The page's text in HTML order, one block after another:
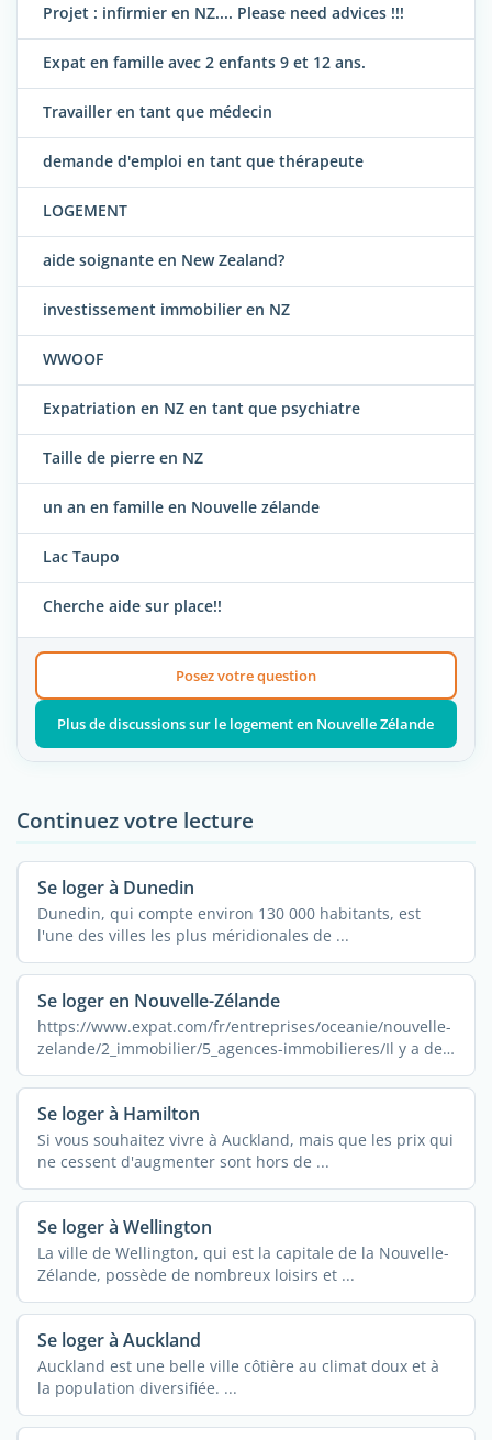
Projet : infirmier en NZ.... Please need advices !!!
Expat en famille avec 2 enfants 9 et 12 ans.
Travailler en tant que médecin
demande d'emploi en tant que thérapeute
LOGEMENT
aide soignante en New Zealand?
investissement immobilier en NZ
WWOOF
Expatriation en NZ en tant que psychiatre
Taille de pierre en NZ
un an en famille en Nouvelle zélande
Lac Taupo
Cherche aide sur place!!
Posez votre question
Plus de discussions sur le logement en Nouvelle Zélande
Continuez votre lecture
Se loger à Dunedin
Dunedin, qui compte environ 130 000 habitants, est
l'une des villes les plus méridionales de ...
Se loger en Nouvelle-Zélande
https://www.expat.com/fr/entreprises/oceanie/nouvelle-
zelande/2_immobilier/5_agences-immobilieres/Il y a de
fortes ...
Se loger à Hamilton
Si vous souhaitez vivre à Auckland, mais que les prix qui
ne cessent d'augmenter sont hors de ...
Se loger à Wellington
La ville de Wellington, qui est la capitale de la Nouvelle-
Zélande, possède de nombreux loisirs et ...
Se loger à Auckland
Auckland est une belle ville côtière au climat doux et à
la population diversifiée. ...